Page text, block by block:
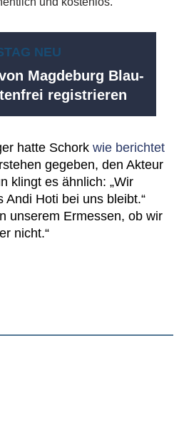
NEU
Magdeburg Blau-
registrieren
hatte Schork wie berichtet
gegeben, den Akteur
klingt es ähnlich: „Wir
Hoti bei uns bleibt.“
unserem Ermessen, ob wir
nicht.“